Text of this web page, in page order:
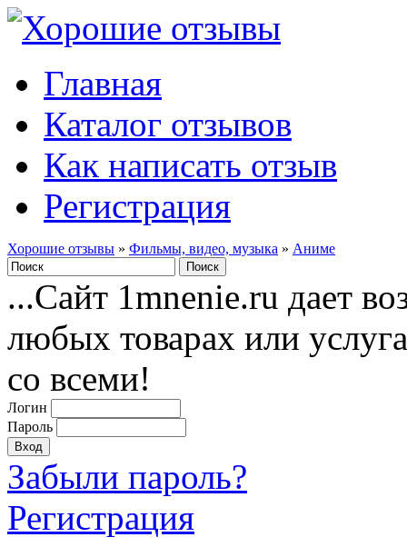
Главная
Каталог отзывов
Как написать отзыв
Регистрация
Хорошие отзывы » Фильмы, видео, музыка » Аниме
...Сайт 1mnenie.ru дает
любых товарах или
со всеми!
Логин
Пароль
Забыли пароль?
Регистрация